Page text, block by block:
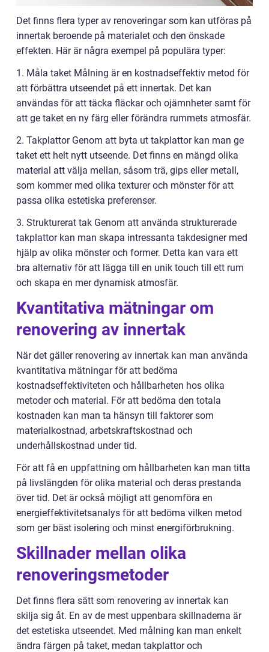
Det finns flera typer av renoveringar som kan utföras på
innertak beroende på materialet och den önskade
effekten. Här är några exempel på populära typer:
1. Måla taket Målning är en kostnadseffektiv metod för
att förbättra utseendet på ett innertak. Det kan
användas för att täcka fläckar och ojämnheter samt för
att ge taket en ny färg eller förändra rummets atmosfär.
2. Takplattor Genom att byta ut takplattor kan man ge
taket ett helt nytt utseende. Det finns en mängd olika
material att välja mellan, såsom trä, gips eller metall,
som kommer med olika texturer och mönster för att
passa olika estetiska preferenser.
3. Strukturerat tak Genom att använda strukturerade
takplattor kan man skapa intressanta takdesigner med
hjälp av olika mönster och former. Detta kan vara ett
bra alternativ för att lägga till en unik touch till ett rum
och skapa en mer dynamisk atmosfär.
Kvantitativa mätningar om
renovering av innertak
När det gäller renovering av innertak kan man använda
kvantitativa mätningar för att bedöma
kostnadseffektiviteten och hållbarheten hos olika
metoder och material. För att bedöma den totala
kostnaden kan man ta hänsyn till faktorer som
materialkostnad, arbetskraftskostnad och
underhållskostnad under tid.
För att få en uppfattning om hållbarheten kan man titta
på livslängden för olika material och deras prestanda
över tid. Det är också möjligt att genomföra en
energieffektivitetsanalys för att bedöma vilken metod
som ger bäst isolering och minst energiförbrukning.
Skillnader mellan olika
renoveringsmetoder
Det finns flera sätt som renovering av innertak kan
skilja sig åt. En av de mest uppenbara skillnaderna är
det estetiska utseendet. Med målning kan man enkelt
ändra färgen på taket, medan takplattor och